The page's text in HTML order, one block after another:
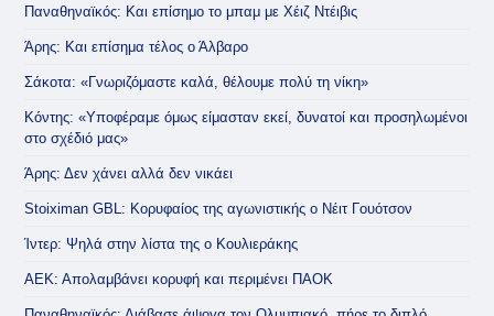
Παναθηναϊκός: Και επίσημο το μπαμ με Χέιζ Ντέιβις
Άρης: Και επίσημα τέλος ο Άλβαρο
Σάκοτα: «Γνωριζόμαστε καλά, θέλουμε πολύ τη νίκη»
Κόντης: «Υποφέραμε όμως είμασταν εκεί, δυνατοί και προσηλωμένοι
στο σχέδιό μας»
Άρης: Δεν χάνει αλλά δεν νικάει
Stoiximan GBL: Κορυφαίος της αγωνιστικής ο Νέιτ Γουότσον
Ίντερ: Ψηλά στην λίστα της ο Κουλιεράκης
ΑΕΚ: Απολαμβάνει κορυφή και περιμένει ΠΑΟΚ